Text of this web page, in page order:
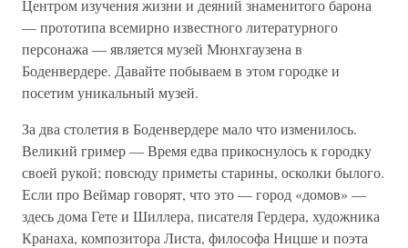
Центром изучения жизни и деяний знаменитого барона
— прототипа всемирно известного литературного
персонажа — является музей Мюнхгаузена в
Боденвердере. Давайте побываем в этом городке и
посетим уникальный музей.
За два столетия в Боденвердере мало что изменилось.
Великий гример — Время едва прикоснулось к городку
своей рукой; повсюду приметы старины, осколки былого.
Если про Веймар говорят, что это — город «домов» —
здесь дома Гете и Шиллера, писателя Гердера, художника
Кранаха, композитора Листа, философа Ницше и поэта